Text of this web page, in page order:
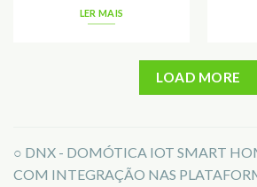
LER MAIS
LOAD MORE
○ DNX - DOMÓTICA IOT SMART
COM INTEGRAÇÃO NAS